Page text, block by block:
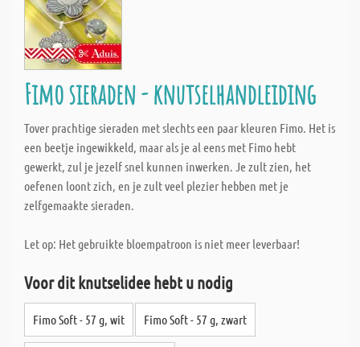
Fimo sieraden - knutselhandleiding
Tover prachtige sieraden met slechts een paar kleuren Fimo. Het is
een beetje ingewikkeld, maar als je al eens met Fimo hebt
gewerkt, zul je jezelf snel kunnen inwerken. Je zult zien, het
oefenen loont zich, en je zult veel plezier hebben met je
zelfgemaakte sieraden.
Let op: Het gebruikte bloempatroon is niet meer leverbaar!
Voor dit knutselidee hebt u nodig
Fimo Soft - 57 g, wit Fimo Soft - 57 g, zwart